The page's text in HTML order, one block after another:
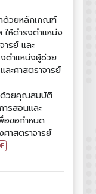
ด้วยหลักเกณฑ์
ห้ดำรงตำแหน่ง
ารย์ และ
ตำแหน่งผู้ช่วย
ละศาสตราจารย์
ด้วยคุณสมบัติ
ารสอนและ
อขอกำหนด
าสตราจารย์